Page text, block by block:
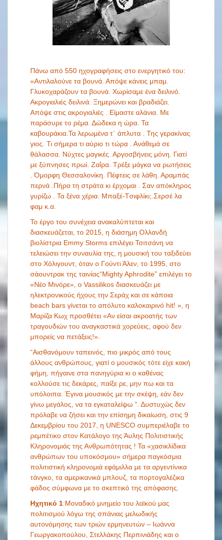
Πάνω από 550 ηχογραφήσεις στο ενεργητικό του:
«Αντιλαλούνε τα βουνά. Απόψε κάνεις μπαμ.
Γλυκοχαράζουν τα βουνά. Χωρίσαμε ένα δειλινό.
Ακρογιαλιές δειλινά. Ξημερώνει και βραδιάζει.
Απόψε στις ακρογιαλιές . Είμαστε αλάνια. Με
παράσυρε το ρέμα. Δώδεκα η ώρα. Τα
καβουράκια.Τα λερωμένα τ΄ άπλυτα . Της γερακίνας
γιος. Τι σήμερα τι αύριο τι τώρα . Ανάθεμά σε
θάλασσα. Νύχτες μαγικές. Αργοσβήνεις μόνη. Γιατί
με ξύπνησες πρωί. Ζαΐρα. Τρέξε μάγκα να ρωτήσεις
. Όμορφη Θεσσαλονίκη. Πέφτεις σε λάθη. Αραμπάς
περνά .Πήρα τη στράτα κι έρχομαι . Σαν απόκληρος
γυρίζω . Τα ξένα χέρια. Μπαξέ-Tσιφλίκι;.Σερσέ λα
φαμ κ.α.
Το έργο του συνέχεια ανακαλύπτεται και
διασκευάζεται, το 2015, η διάσημη Ολλανδή
βιολίστρια Emmy Storms επιλέγει Τσιτσάνη να
τελειώσει την συναυλία της, η μουσική του ταξιδεύει
στο Χόλιγουντ, όταν ο Γούντι Άλεν, το 1995, στο
σάουντρακ της ταινίας“Mighty Aphrodite” επιλέγει το
«Νέο Μινόρε», ο Vassilikos διασκευάζει με
ηλεκτρονικούς ήχους την Σεράχ και σε κάποια
beach bars γίνεται το απόλυτο καλοκαιρινό hit! », η
Μαρίζα Κωχ προσθέτει «Αν είσαι ακροατής των
τραγουδιών του αναγκαστικά χορεύεις, αφού δεν
μπορείς να πετάξεις!».
“Αισθανόμουν ταπεινός, πιο μικρός από τους
άλλους ανθρώπους, γιατί ο μουσικός τότε είχε κακή
φήμη, πήγαινε στα πανηγύρια κι ο καθένας
κολλούσε τις δεκάρες, παίξε ρε, μην πω και τα
υπόλοιπα. Έγινα μουσικός με την σκέψη, εάν δεν
γίνω μεγάλος, να τα εγκαταλείψω “. Δυστυχώς δεν
πρόλαβε να ζήσει και την επίσημη δικαίωση, στις 9
Δεκεμβρίου του 2017, η UNESCO συμπεριέλαβε το
ρεμπέτικο στον Κατάλογο της Άυλης Πολιτιστικής
Κληρονομιάς της Ανθρωπότητας ! Τα «χασικλίδικα
ανθρώπων του υποκόσμου» σήμερα παγκόσμια
πολιτιστική κληρονομιά εφάμιλλα με τα αργεντίνικα
τάνγκο, τα αμερικανικά μπλουζ, τα πορτογαλέζικα
φάδος σύμφωνα με το σκεπτικό της απόφασης.
Ηχητικό 1:Μοναδικό μνημείο του λαϊκού μας
πολιτισμού λόγω της σπάνιας μελωδικής
αυτονόμησης των τριών ερμηνευτών – Ιωάννα
Γεωργακοπούλου, Στελλάκης Περπινιάδης και ο